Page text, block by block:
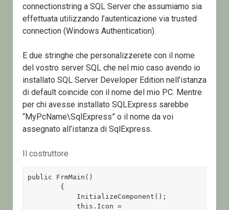
connectionstring a SQL Server che assumiamo sia
effettuata utilizzando l’autenticazione via trusted
connection (Windows Authentication).
E due stringhe che personalizzerete con il nome
del vostro server SQL che nel mio caso avendo io
installato SQL Server Developer Edition nell’istanza
di default coincide con il nome del mio PC. Mentre
per chi avesse installato SQLExpress sarebbe
“MyPcName\SqlExpress” o il nome da voi
assegnato all’istanza di SqlExpress.
Il costruttore
public FrmMain()
            this.Icon =